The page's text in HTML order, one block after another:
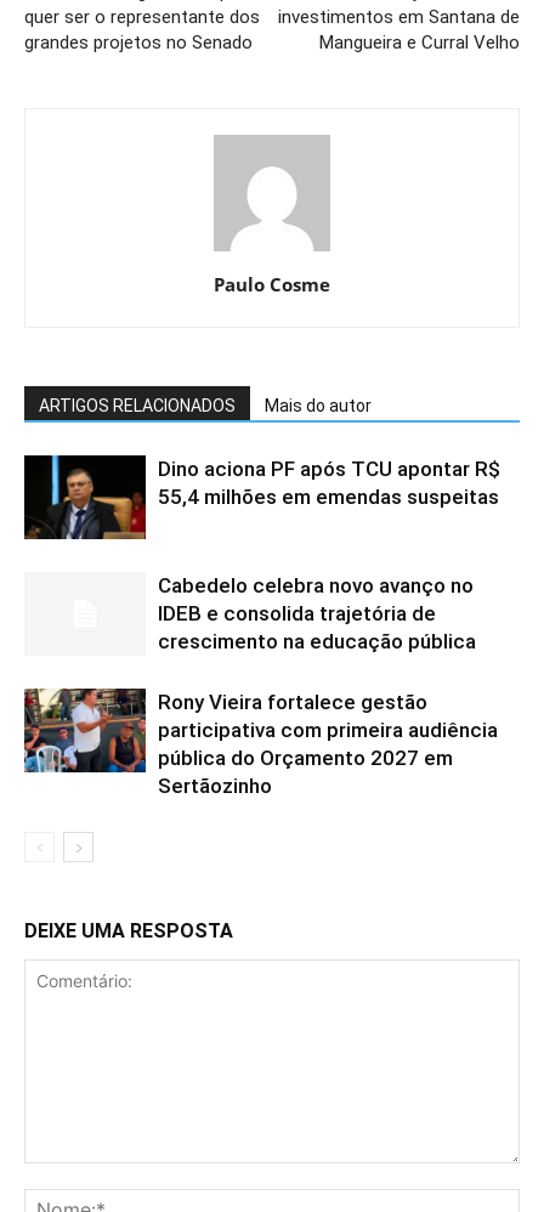
quer ser o representante dos
grandes projetos no Senado
investimentos em Santana de
Mangueira e Curral Velho
Paulo Cosme
ARTIGOS RELACIONADOS Mais do autor
Dino aciona PF após TCU apontar R$
55,4 milhões em emendas suspeitas
Cabedelo celebra novo avanço no
IDEB e consolida trajetória de
crescimento na educação pública
Rony Vieira fortalece gestão
participativa com primeira audiência
pública do Orçamento 2027 em
Sertãozinho
DEIXE UMA RESPOSTA